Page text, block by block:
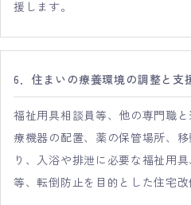
援します。
6．住まいの療養環境の調整と支
福祉用具相談員等、他の専門職
療機器の配置、薬の保管場所、
り、入浴や排泄に必要な福祉用
等、転倒防止を目的とした住宅改